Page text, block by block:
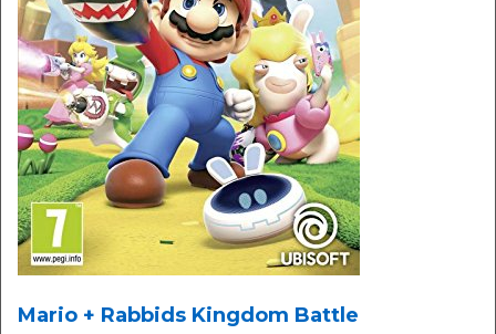
Mario + Rabbids Kingdom Battle